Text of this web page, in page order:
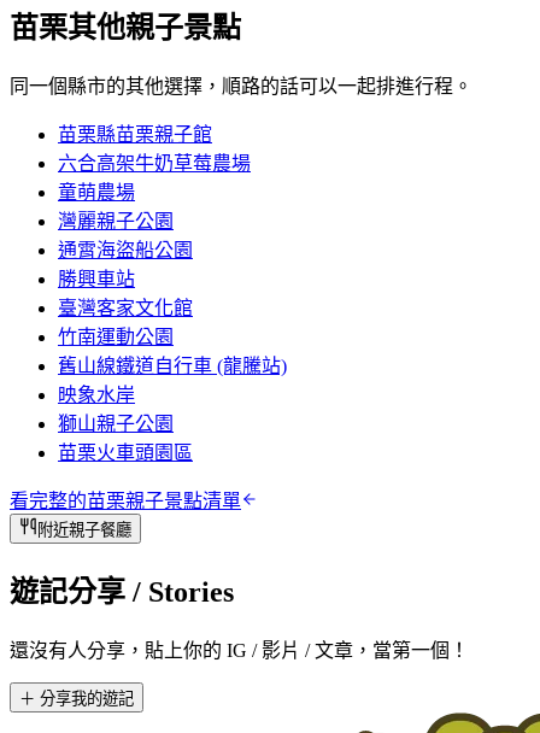
苗栗其他親子景點
同一個縣市的其他選擇，順路的話可以一起排進行程。
苗栗縣苗栗親子館
六合高架牛奶草莓農場
童萌農場
灣麗親子公園
通霄海盜船公園
勝興車站
臺灣客家文化館
竹南運動公園
舊山線鐵道自行車 (龍騰站)
映象水岸
獅山親子公園
苗栗火車頭園區
看完整的苗栗親子景點清單
附近親子餐廳
遊記分享 / Stories
還沒有人分享，貼上你的 IG / 影片 / 文章，當第一個！
＋ 分享我的遊記